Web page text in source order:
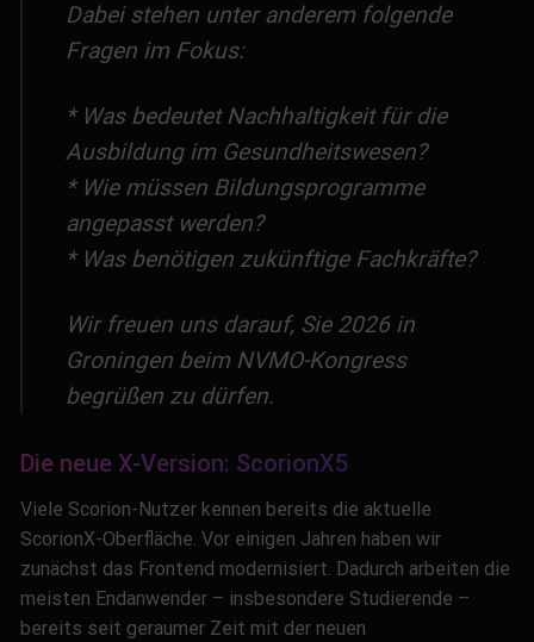
Dabei stehen unter anderem folgende
Fragen im Fokus:
* Was bedeutet Nachhaltigkeit für die
Ausbildung im Gesundheitswesen?
* Wie müssen Bildungsprogramme
angepasst werden?
* Was benötigen zukünftige Fachkräfte?
Wir freuen uns darauf, Sie 2026 in
Groningen beim NVMO-Kongress
begrüßen zu dürfen.
Die neue X-Version: ScorionX5
Viele Scorion-Nutzer kennen bereits die aktuelle
ScorionX-Oberfläche. Vor einigen Jahren haben wir
zunächst das Frontend modernisiert. Dadurch arbeiten die
meisten Endanwender – insbesondere Studierende –
bereits seit geraumer Zeit mit der neuen